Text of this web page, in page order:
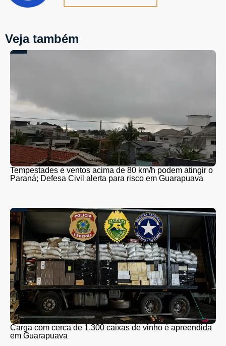
Veja também
Tempestades e ventos acima de 80 km/h podem atingir o
Paraná; Defesa Civil alerta para risco em Guarapuava
Carga com cerca de 1.300 caixas de vinho é apreendida
em Guarapuava